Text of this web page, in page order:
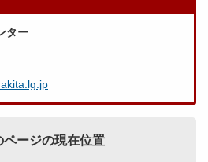
ター
ページの現在位置